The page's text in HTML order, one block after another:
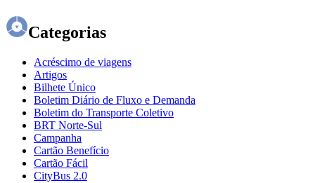
Categorias
Acréscimo de viagens
Artigos
Bilhete Único
Boletim Diário de Fluxo e Demanda
Boletim do Transporte Coletivo
BRT Norte-Sul
Campanha
Cartão Benefício
Cartão Fácil
CityBus 2.0